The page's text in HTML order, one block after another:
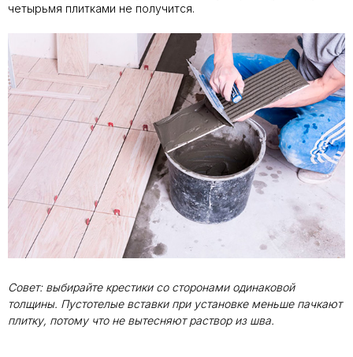
четырьмя плитками не получится.
Совет: выбирайте крестики со сторонами одинаковой
толщины. Пустотелые вставки при установке меньше пачкают
плитку, потому что не вытесняют раствор из шва.